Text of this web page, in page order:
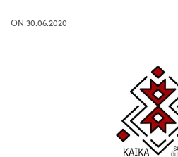
ON 30.06.2020